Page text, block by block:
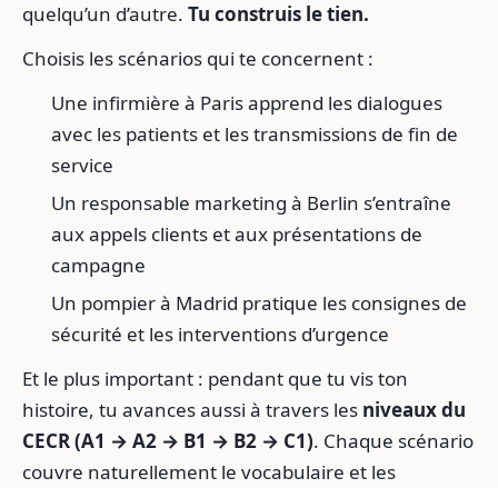
quelqu’un d’autre. Tu construis le tien.
Choisis les scénarios qui te concernent :
Une infirmière à Paris apprend les dialogues
avec les patients et les transmissions de fin de
service
Un responsable marketing à Berlin s’entraîne
aux appels clients et aux présentations de
campagne
Un pompier à Madrid pratique les consignes de
sécurité et les interventions d’urgence
Et le plus important : pendant que tu vis ton
histoire, tu avances aussi à travers les niveaux du
CECR (A1 → A2 → B1 → B2 → C1). Chaque scénario
couvre naturellement le vocabulaire et les